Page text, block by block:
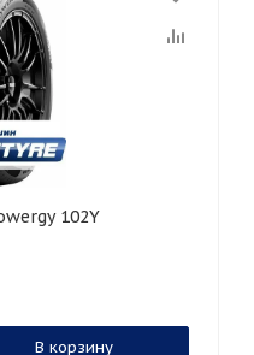
102Y
В корзину